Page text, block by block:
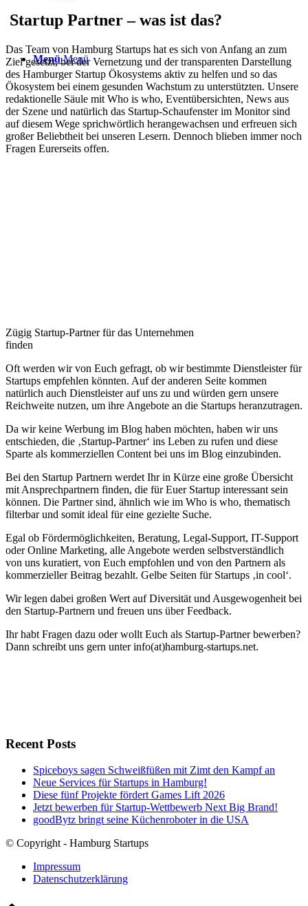
Menü Menü
Startup Partner – was ist das?
Das Team von Hamburg Startups hat es sich von Anfang an zum
Ziel gesetzt, bei der Vernetzung und der transparenten Darstellung
des Hamburger Startup Ökosystems aktiv zu helfen und so das
Ökosystem bei einem gesunden Wachstum zu unterstützten. Unsere
redaktionelle Säule mit Who is who, Eventübersichten, News aus
der Szene und natürlich das Startup-Schaufenster im Monitor sind
auf diesem Wege sprichwörtlich herangewachsen und erfreuen sich
großer Beliebtheit bei unseren Lesern. Dennoch blieben immer noch
Fragen Eurerseits offen.
Zügig Startup-Partner für das Unternehmen
finden
Oft werden wir von Euch gefragt, ob wir bestimmte Dienstleister für
Startups empfehlen könnten. Auf der anderen Seite kommen
natürlich auch Dienstleister auf uns zu und würden gern unsere
Reichweite nutzen, um ihre Angebote an die Startups heranzutragen.
Da wir keine Werbung im Blog haben möchten, haben wir uns
entschieden, die ‚Startup-Partner‘ ins Leben zu rufen und diese
Sparte als kommerziellen Content bei uns im Blog einzubinden.
Bei den Startup Partnern werdet Ihr in Kürze eine große Übersicht
mit Ansprechpartnern finden, die für Euer Startup interessant sein
können. Die Partner sind, ähnlich wie im Who is who, thematisch
filterbar und somit ideal für eine gezielte Suche.
Egal ob Fördermöglichkeiten, Beratung, Legal-Support, IT-Support
oder Online Marketing, alle Angebote werden selbstverständlich
von uns kuratiert, von Euch empfohlen und von den Partnern als
kommerzieller Beitrag bezahlt. Gelbe Seiten für Startups ‚in cool‘.
Wir legen dabei großen Wert auf Diversität und Ausgewogenheit bei
den Startup-Partnern und freuen uns über Feedback.
Ihr habt Fragen dazu oder wollt Euch als Startup-Partner bewerben?
Dann schreibt uns gern unter info(at)hamburg-startups.net.
Recent Posts
Spiceboys sagen Schweißfüßen mit Zimt den Kampf an
Neue Services für Startups in Hamburg!
Diese fünf Projekte fördert Games Lift 2026
Jetzt bewerben für Startup-Wettbewerb Next Big Brand!
goodBytz bringt seine Küchenroboter in die USA
© Copyright - Hamburg Startups
Impressum
Datenschutzerklärung